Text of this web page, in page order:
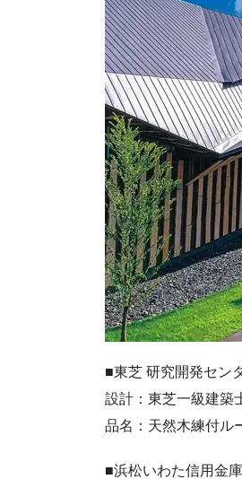
■東芝 研究開発セン
設計：東芝一級建築
品名：天然木練付
■浜松いわた信用金